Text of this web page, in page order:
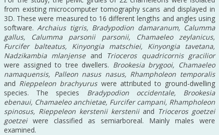
from existing microcomputer tomography scans and displayed in
3D. These were measured to 16 different lengths and angles using
software. Archaius tigris, Bradypodion damaranum, Calumma
gallus, Calumma parsonii parsonii, Chamaeleo zeylanicus,
Furcifer balteatus, Kinyongia matschiei, Kinyongia tavetana,
Nadzikambia mlanjenseand Trioceros quadricornis gracilior
were assigned to tree dwellers. Brookesia brygooi, Chamaeleo
namaquensis, Palleon nasus nasus, Rhampholeon temporalis
and Rieppeleon brachyuruswere attributed to ground-dwelling
species. The species Bradypodion occidentale, Brookesia
ebenaui, Chamaeleo anchietae, Furcifer campani, Rhampholeon
spinosus, Rieppeleon kerstenii kersteniiand Trioceros goetzei
goetzeiwere classified as semiarboreal. Mainly males were
examined.